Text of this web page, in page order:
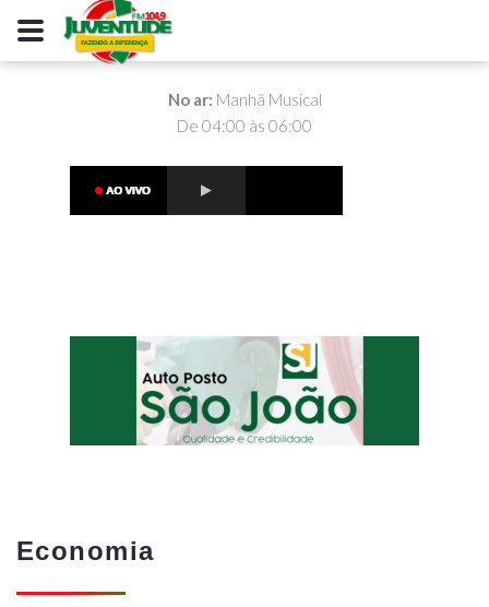
No ar: Manhã Musical
De 04:00 às 06:00
Economia